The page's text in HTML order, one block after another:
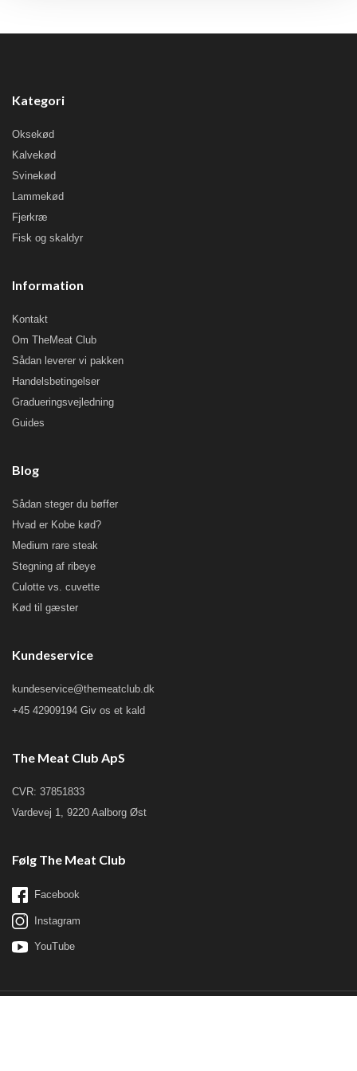
Kategori
Oksekød
Kalvekød
Svinekød
Lammekød
Fjerkræ
Fisk og skaldyr
Information
Kontakt
Om TheMeat Club
Sådan leverer vi pakken
Handelsbetingelser
Gradueringsvejledning
Guides
Blog
Sådan steger du bøffer
Hvad er Kobe kød?
Medium rare steak
Stegning af ribeye
Culotte vs. cuvette
Kød til gæster
Kundeservice
kundeservice@themeatclub.dk
+45 42909194 Giv os et kald
The Meat Club ApS
CVR: 37851833
Vardevej 1, 9220 Aalborg Øst
Følg The Meat Club
Facebook
Instagram
YouTube